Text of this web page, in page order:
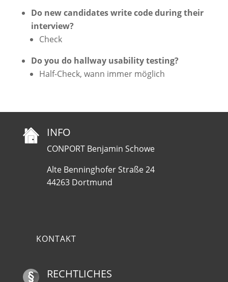
Do new candidates write code during their
interview?
Check
Do you do hallway usability testing?
Half-Check, wann immer möglich
INFO
CONPORT Benjamin Schowe
Alte Benninghofer Straße 24
44263 Dortmund
KONTAKT
RECHTLICHES